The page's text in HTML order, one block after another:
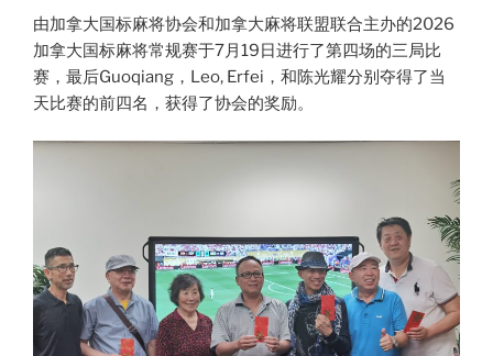
由加拿大国标麻将协会和加拿大麻将联盟联合主办的2026
加拿大国标麻将常规赛于7月19日进行了第四场的三局比
赛，最后Guoqiang，Leo, Erfei，和陈光耀分别夺得了当
天比赛的前四名，获得了协会的奖励。